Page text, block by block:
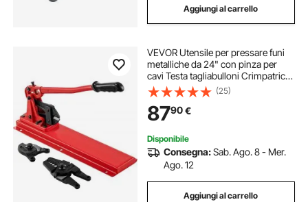
Aggiungi al carrello
VEVOR Utensile per pressare funi
metalliche da 24" con pinza per
cavi Testa tagliabulloni Crimpatrice
da banco 1/16"-3/16" cciaio legato
per funi metalliche 1/2"
(25)
8790€
Disponibile
Consegna:Sab. Ago. 8 - Mer.
Ago. 12
Aggiungi al carrello